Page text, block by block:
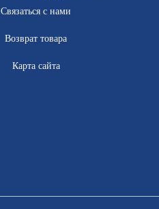
Связаться с нами
Возврат товара
Карта сайта